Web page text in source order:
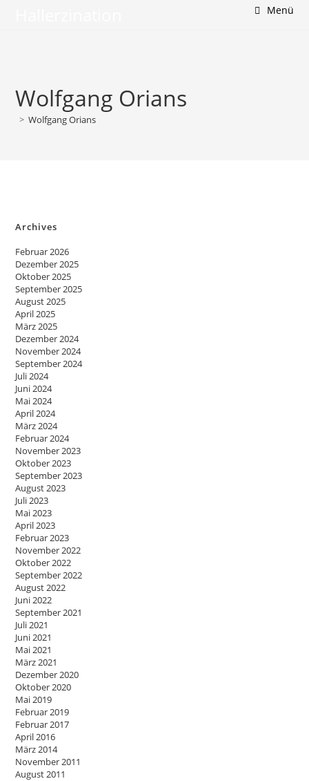
Menü
Wolfgang Orians
> Wolfgang Orians
Archives
Februar 2026
Dezember 2025
Oktober 2025
September 2025
August 2025
April 2025
März 2025
Dezember 2024
November 2024
September 2024
Juli 2024
Juni 2024
Mai 2024
April 2024
März 2024
Februar 2024
November 2023
Oktober 2023
September 2023
August 2023
Juli 2023
Mai 2023
April 2023
Februar 2023
November 2022
Oktober 2022
September 2022
August 2022
Juni 2022
September 2021
Juli 2021
Juni 2021
Mai 2021
März 2021
Dezember 2020
Oktober 2020
Mai 2019
Februar 2019
Februar 2017
April 2016
März 2014
November 2011
August 2011